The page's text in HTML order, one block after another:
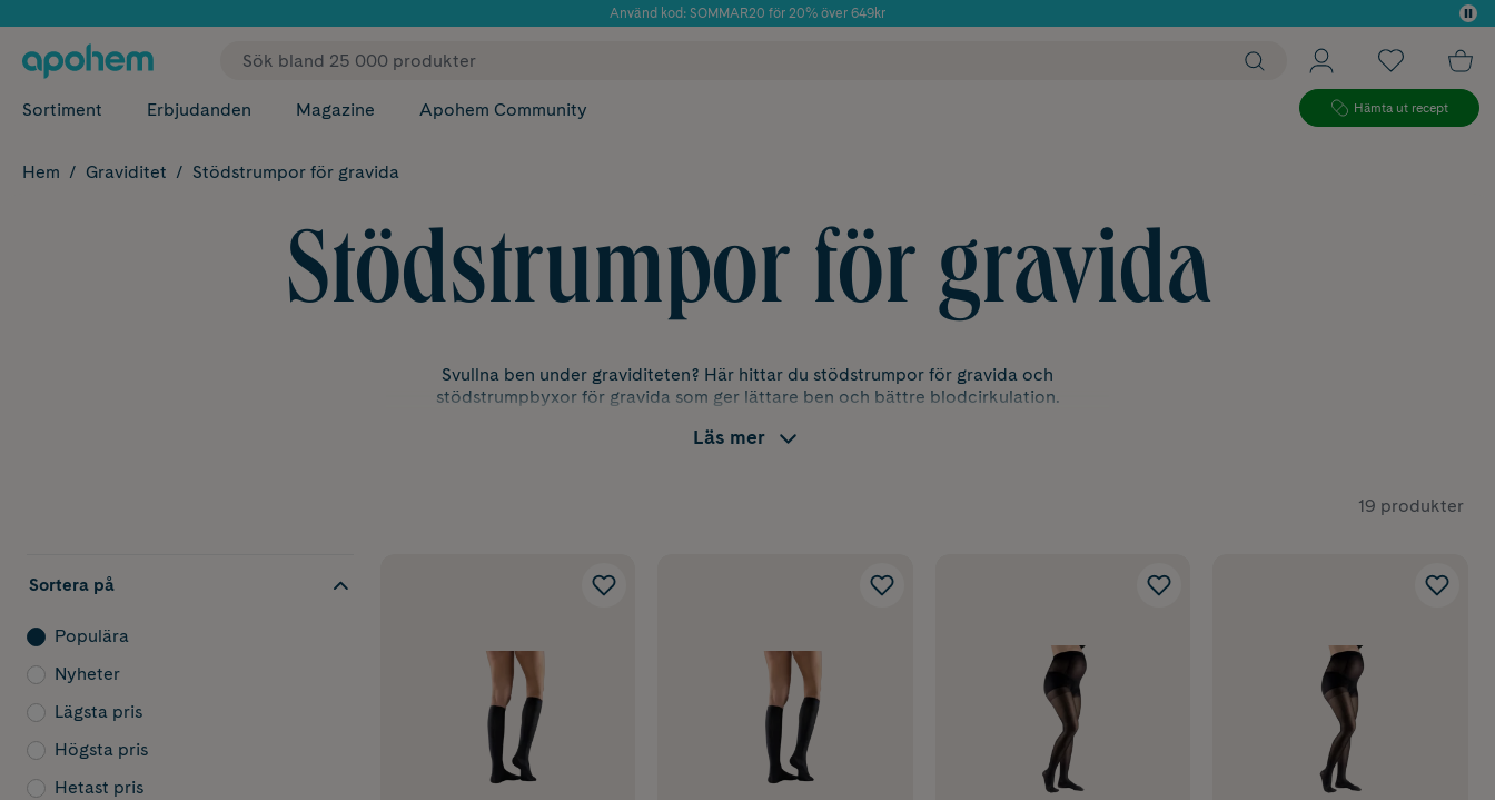
Använd kod: SOMMAR20 för 20% över 649kr
✓ Fri frakt
Sortiment Erbjudanden Magazine Apohem Community Hämta ut recept
Hem Graviditet Stödstrumpor för gravida
Stödstrumpor för gravida
Svullna ben under graviditeten? Här hittar du stödstrumpor för gravida och
stödstrumpbyxor för gravida som ger lättare ben och bättre blodcirkulation.
kan vara fantastiskt – men svullna fötter, tunga ben och trötta vader? Not
lindra svullnad, något som är extra viktigt under
graviditeten. Här guidar vi dig till rätt
strumpor, så att dina ben kan kännas pigga hela dagen.
Vanliga frågor om
stödstrumpor för gravida
Läs mer
19 produkter
Sortera på
Populära
Nyheter
Lägsta pris
Högsta pris
Hetast pris